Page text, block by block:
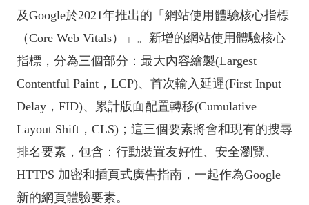
及Google於2021年推出的「網站使用體驗核心指標
（Core Web Vitals）」。新增的網站使用體驗核心
指標，分為三個部分：最大內容繪製(Largest
Contentful Paint，LCP)、首次輸入延遲(First Input
Delay，FID)、累計版面配置轉移(Cumulative
Layout Shift，CLS)；這三個要素將會和現有的搜尋
排名要素，包含：行動裝置友好性、安全瀏覽、
HTTPS 加密和插頁式廣告指南，一起作為Google
新的網頁體驗要素。